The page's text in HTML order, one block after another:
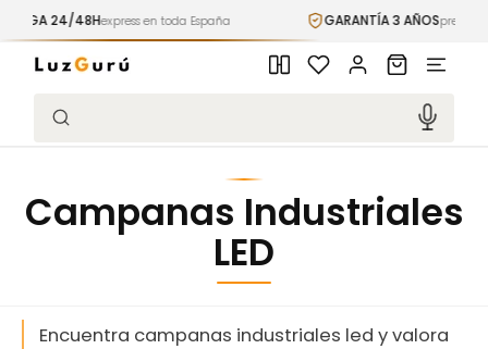
directamente
al contenido
24/48Hexpress en toda España GARANTÍA 3 AÑOSpremium
Búsqueda
Iniciar
sesión
Carrito
Campanas Industriales
LED
Encuentra campanas industriales led y valora